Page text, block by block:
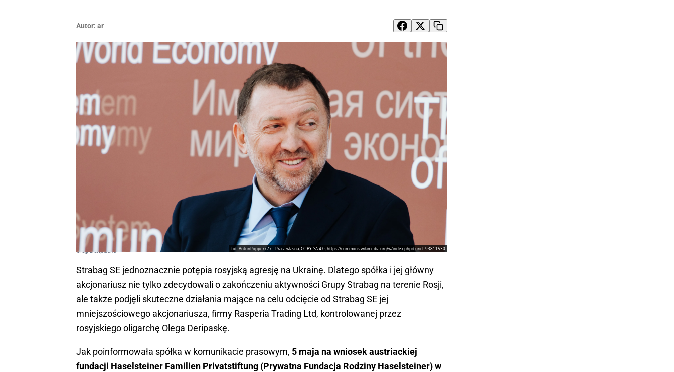
Autor: ar
fot. AntonPopper777 - Praca własna, CC BY-SA 4.0, https://commons.wikimedia.org/w/index.php?curid=93811530
Oleg Deripaska
Strabag SE jednoznacznie potępia rosyjską agresję na Ukrainę. Dlatego spółka i jej główny
akcjonariusz nie tylko zdecydowali o zakończeniu aktywności Grupy Strabag na terenie Rosji,
ale także podjęli skuteczne działania mające na celu odcięcie od Strabag SE jej
mniejszościowego akcjonariusza, firmy Rasperia Trading Ltd, kontrolowanej przez
rosyjskiego oligarchę Olega Deripaskę.
Jak poinformowała spółka w komunikacie prasowym, 5 maja na wniosek austriackiej
fundacji Haselsteiner Familien Privatstiftung (Prywatna Fundacja Rodziny Haselsteiner) w